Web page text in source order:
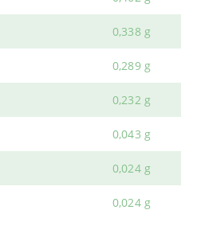
0,338 g
0,289 g
0,232 g
0,043 g
0,024 g
0,024 g